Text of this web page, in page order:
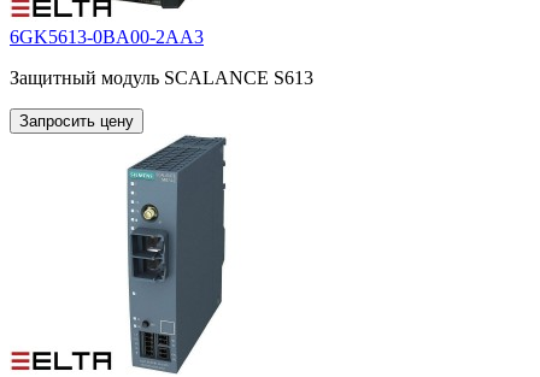
6GK5613-0BA00-2AA3
Защитный модуль SCALANCE S613
Запросить цену